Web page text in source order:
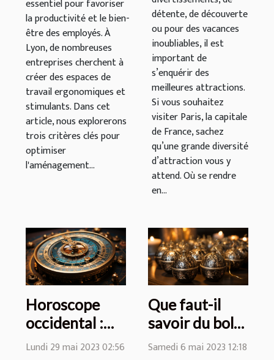
productivité et
le bien-être des
employés ?
essentiel pour favoriser
la productivité et le bien-
être des employés. À
Lyon, de nombreuses
entreprises cherchent à
créer des espaces de
travail ergonomiques et
stimulants. Dans cet
article, nous explorerons
trois critères clés pour
optimiser
l'aménagement...
détente, de découverte
ou pour des vacances
inoubliables, il est
important de
s’enquérir des
meilleures attractions.
Si vous souhaitez
visiter Paris, la capitale
de France, sachez
qu’une grande diversité
d’attraction vous y
attend. Où se rendre
en...
Horoscope
occidental :
comment se
Lundi 29 mai 2023 02:56
Que faut-il
savoir du bola
de grossesse
Samedi 6 mai 2023 12:18